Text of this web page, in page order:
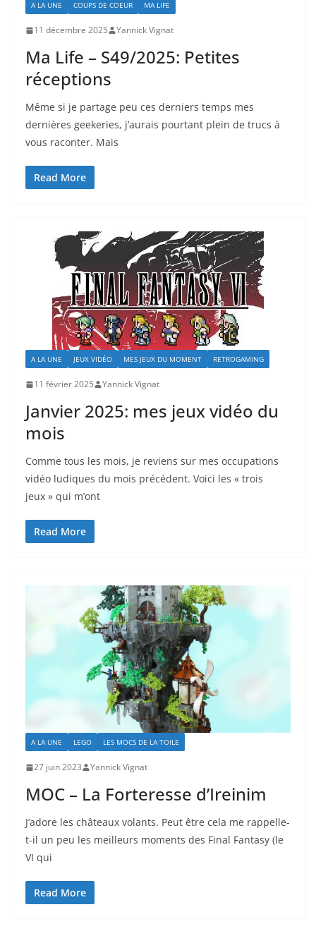
A LA UNE COUPS DE COEUR MA LIFE
11 décembre 2025 Yannick Vignat
Ma Life – S49/2025: Petites
réceptions
Même si je partage peu ces derniers temps mes
dernières geekeries, j’aurais pourtant plein de trucs à
vous raconter. Mais
Read More
A LA UNE JEUX VIDÉO MES JEUX DU MOMENT RETROGAMING
11 février 2025 Yannick Vignat
Janvier 2025: mes jeux vidéo du
mois
Comme tous les mois, je reviens sur mes occupations
vidéo ludiques du mois précédent. Voici les « trois
jeux » qui m’ont
Read More
A LA UNE LEGO LES MOCS DE LA TOILE
27 juin 2023 Yannick Vignat
MOC – La Forteresse d’Ireinim
J’adore les châteaux volants. Peut être cela me rappelle-
t-il un peu les meilleurs moments des Final Fantasy (le
VI qui
Read More